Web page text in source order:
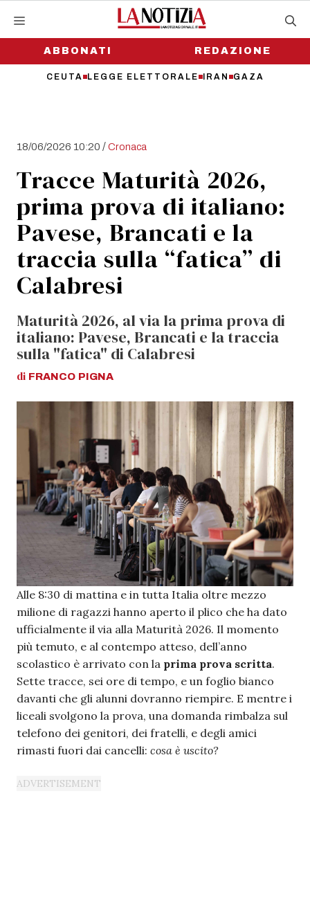
contenutoABBONATI
CEUTA LEGGE ELETTORALE IRAN GAZA
REDAZIONE
18/06/2026 10:20 /Cronaca
Tracce Maturità 2026,
prima prova di italiano:
Pavese, Brancati e la
traccia sulla “fatica” di
Calabresi
Maturità 2026, al via la prima prova di
italiano: Pavese, Brancati e la traccia
sulla "fatica" di Calabresi
di FRANCO PIGNA
Alle 8:30 di mattina e in tutta Italia oltre mezzo
milione di ragazzi hanno aperto il plico che ha dato
ufficialmente il via alla Maturità 2026. Il momento
più temuto, e al contempo atteso, dell’anno
scolastico è arrivato con la prima prova scritta.
Sette tracce, sei ore di tempo, e un foglio bianco
davanti che gli alunni dovranno riempire. E mentre i
liceali svolgono la prova, una domanda rimbalza sul
telefono dei genitori, dei fratelli, e degli amici
rimasti fuori dai cancelli: cosa è uscito?